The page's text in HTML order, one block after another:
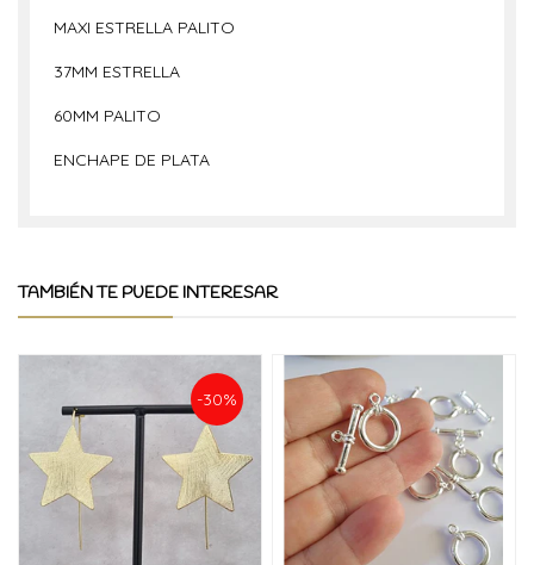
MAXI ESTRELLA PALITO
37MM ESTRELLA
60MM PALITO
ENCHAPE DE PLATA
TAMBIÉN TE PUEDE INTERESAR
-30%